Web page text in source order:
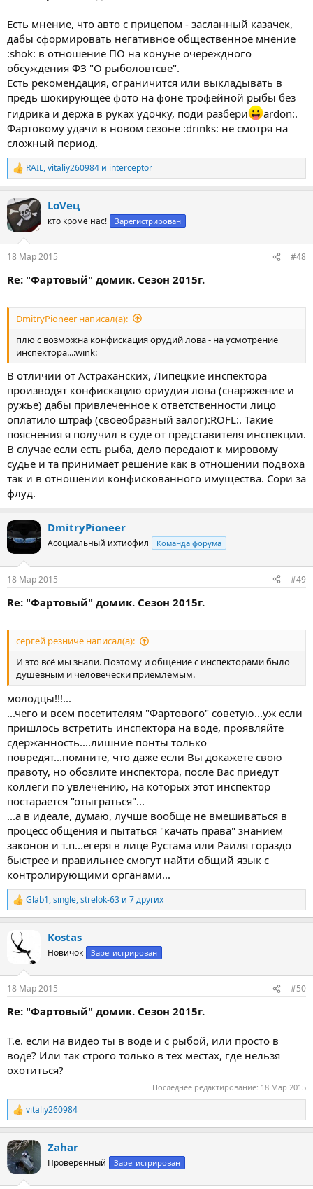
Есть мнение, что авто с прицепом - засланный казачек,
дабы сформировать негативное общественное мнение
:shok: в отношение ПО на конуне очереждного
обсуждения ФЗ "О рыболовтсве".
Есть рекомендация, ограничится или выкладывать в
предь шокирующее фото на фоне трофейной рыбы без
гидрика и держа в руках удочку, поди разбери
ardon:.
Фартовому удачи в новом сезоне :drinks: не смотря на
сложный период.
Р
е
к
ц
и
RAIL,vitaliy260984 и interceptor
LoVец
кто кроме нас! Зарегистрирован
18 Мар 2015 #48
Re: "Фартовый" домик. Сезон 2015г.
DmitryPioneer написал(а):
плю с возможна конфискация орудий лова - на усмотрение
инспектора...:wink:
В отличии от Астраханских, Липецкие инспектора
производят конфискацию ориудия лова (снаряжение и
ружье) дабы привлеченное к ответственности лицо
оплатило штраф (своеобразный залог):ROFL:. Такие
пояснения я получил в суде от представителя инспекции.
В случае если есть рыба, дело передают к мировому
судье и та принимает решение как в отношении подвоха
так и в отношении конфискованного имущества. Сори за
флуд.
DmitryPioneer
Асоциальный ихтиофил Команда форума
18 Мар 2015 #49
Re: "Фартовый" домик. Сезон 2015г.
сергей резниче написал(а):
И это всё мы знали. Поэтому и общение с инспекторами было
душевным и человечески приемлемым.
молодцы!!!...
...чего и всем посетителям "Фартового" советую...уж если
пришлось встретить инспектора на воде, проявляйте
сдержанность....лишние понты только
повредят...помните, что даже если Вы докажете свою
правоту, но обозлите инспектора, после Вас приедут
коллеги по увлечению, на которых этот инспектор
постарается "отыграться"...
...а в идеале, думаю, лучше вообще не вмешиваться в
процесс общения и пытаться "качать права" знанием
законов и т.п...егеря в лице Рустама или Раиля гораздо
быстрее и правильнее смогут найти общий язык с
контролирующими органами...
Р
е
к
ц
Glab1,single,strelok-63 и 7 других
Kostas
Новичок Зарегистрирован
18 Мар 2015 #50
Re: "Фартовый" домик. Сезон 2015г.
Т.е. если на видео ты в воде и с рыбой, или просто в
воде? Или так строго только в тех местах, где нельзя
охотиться?
Последнее редактирование: 18 Мар 2015
Р
е
к
ц
и
vitaliy260984
Zahar
Проверенный Зарегистрирован